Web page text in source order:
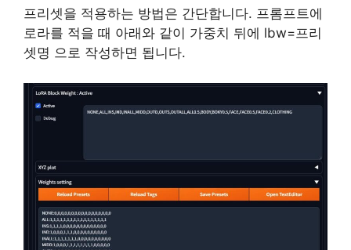
프리셋을 적용하는 방법은 간단합니다. 프롬프트에
로라를 적을 때 아래와 같이 가중치 뒤에 lbw=프리
셋명 으로 작성하면 됩니다.